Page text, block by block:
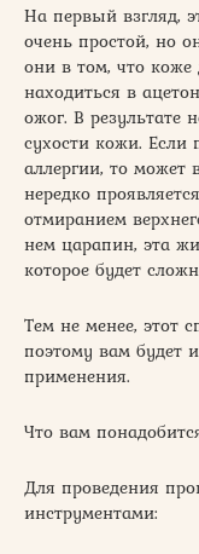
На первый взгляд,
очень простой, но
они в том, что коже
находиться в
ожог. В результате
сухости кожи. Если
аллергии, то может
нередко
отмиранием
нем царапин, эта
которое будет
Тем не менее, этот
поэтому вам будет
применения.
Что вам
Для проведения
инструментами: